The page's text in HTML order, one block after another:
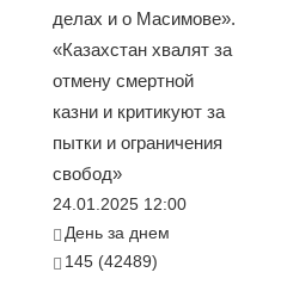
делах и о Масимове».
«Казахстан хвалят за
отмену смертной
казни и критикуют за
пытки и ограничения
свобод»
24.01.2025 12:00
День за днем
145 (42489)